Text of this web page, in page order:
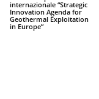
internazionale “Strategic
Innovation Agenda for
Geothermal Exploitation
in Europe”